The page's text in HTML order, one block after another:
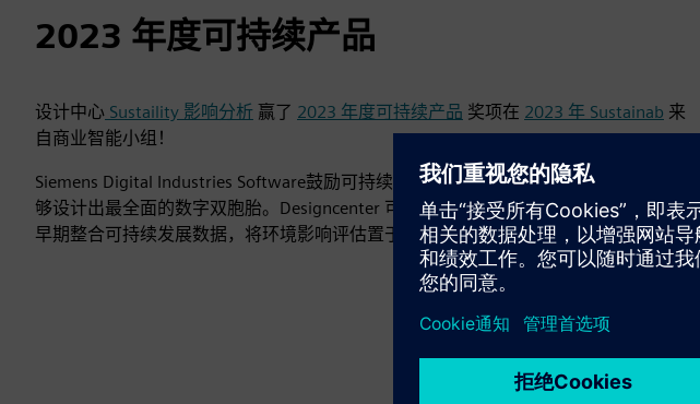
2023 年度可持续产品
设计中心 Sustaility 影响分析 赢了 2023 年度可持续产品 奖项在 2023 年 Sustainab 来
自商业智能小组！
Siemens Digital Industries Software鼓励可持续的产品设计，Designcenter软件使您能
够设计出最全面的数字双胞胎。Designcenter 可持续发展影响分析通过在端到端流程的
早期整合可持续发展数据，将环境影响评估置于产品设计过程的核心。